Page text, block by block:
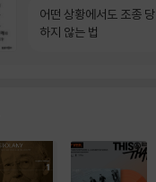
어떤 상황에서도 조종 당
하지 않는 법